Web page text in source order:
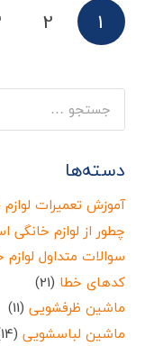
1
2
جستجو
برای:
دسته‌ها
آموزش تعمیرات
چطور از لوازم خانگی
سوالات متداول لوازم
کدهای خطا (21)
ماشین ظرفشویی (11)
ماشین لباسشویی (14)